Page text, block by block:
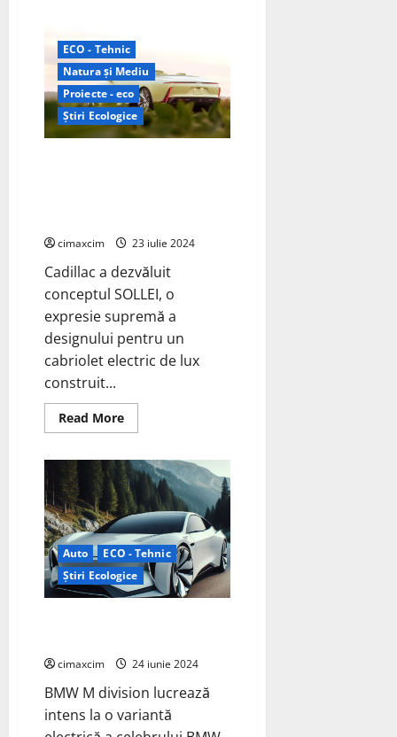
E
2024:
Evoluția
unui
pionier
electric
în
era
modernă
ECO - Tehnic
Natura și Mediu
Proiecte - eco
Știri Ecologice
cimaxcim 23 iulie 2024
Cadillac a dezvăluit
conceptul SOLLEI, o
expresie supremă a
designului pentru un
cabriolet electric de lux
construit...
Read MoreRead
more
SOLLEI:
Cabriolet
Electric
de
Lux,
reprezintă
o
combinație
între
lux,
inovație
și
Auto
ECO - Tehnic
Știri Ecologice
cimaxcim 24 iunie 2024
BMW M division lucrează
intens la o variantă